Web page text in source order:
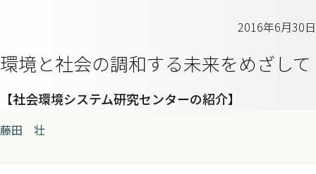
ウで開きます）
ンドウで開きます）
ウインドウで開きます）
2016年6月30日
環境と社会の調和する未来をめざして
【社会環境システム研究センターの紹介】
藤田 壮